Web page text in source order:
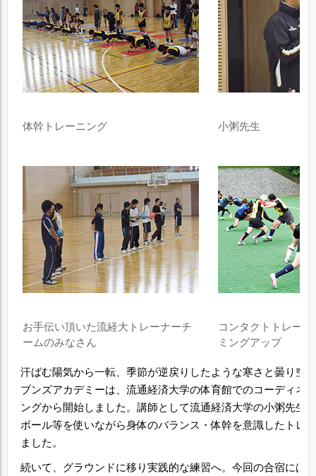
体幹トレーニング 小粥先生
お手伝い頂いた流経大トレーナーチ
ームのみなさん
コンタクトトレー
ミングアップ
汗ばむ陽気から一転、季節が逆戻りしたような寒さと曇り空
ブンズアカデミーは、流通経済大学の体育館でのコーディネ
ングから開始しました。講師として流通経済大学の小粥先生
ボール等を使いながら身体のバランス・体幹を意識したトレ
ました。
続いて、グラウンドに移り実践的な練習へ。今回の合宿には